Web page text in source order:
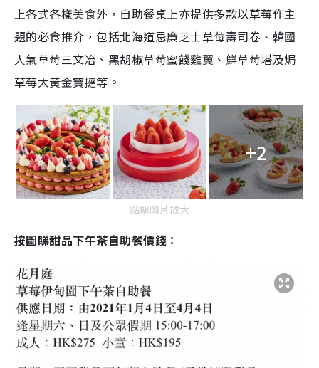
上各式各樣美食外，自助餐桌上亦提供多款以草莓作主
題的必食推介，包括北海道忌廉芝士草莓壽司卷、韓國
人氣草莓三文冶、黑胡椒草莓蜜餞雞翼、鮮草莓塔及焗
草莓大黃金寶撻等。
+2
點擊圖片放大
按圖睇甜品下午茶自助餐價錢：